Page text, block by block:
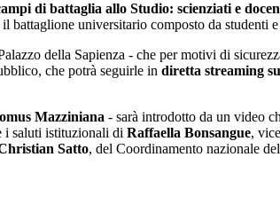
di battaglia allo Studio: scienziati e
battaglione universitario composto da studenti
della Sapienza - che per motivi di
che potrà seguirle in diretta streaming
Mazziniana - sarà introdotto da un video
i saluti istituzionali di Raffaella Bonsangue,
Satto, del Coordinamento nazionale